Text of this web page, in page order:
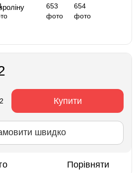
Купити
швидко
Порівняти